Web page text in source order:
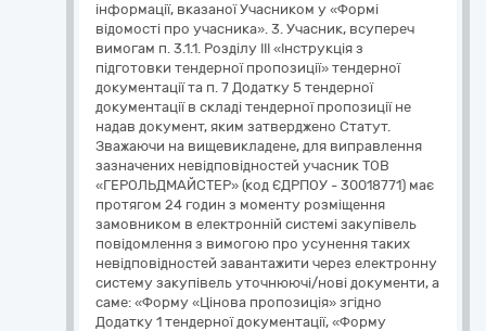
інформації, вказаної Учасником у «Формі
відомості про учасника». 3. Учасник, всупереч
вимогам п. 3.1.1. Розділу ІІI «Інструкція з
підготовки тендерної пропозиції» тендерної
документації та п. 7 Додатку 5 тендерної
документації в складі тендерної пропозиції не
надав документ, яким затверджено Статут.
Зважаючи на вищевикладене, для виправлення
зазначених невідповідностей учасник ТОВ
«ГЕРОЛЬДМАЙСТЕР» (код ЄДРПОУ - 30018771) має
протягом 24 годин з моменту розміщення
замовником в електронній системі закупівель
повідомлення з вимогою про усунення таких
невідповідностей завантажити через електронну
систему закупівель уточнюючі/нові документи, а
саме: «Форму «Цінова пропозиція» згідно
Додатку 1 тендерної документації, «Форму